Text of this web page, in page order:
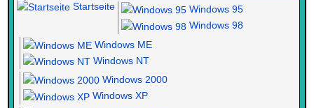
Startseite
Windows 95
Windows 98
Windows ME
Windows NT
Windows 2000
Windows XP